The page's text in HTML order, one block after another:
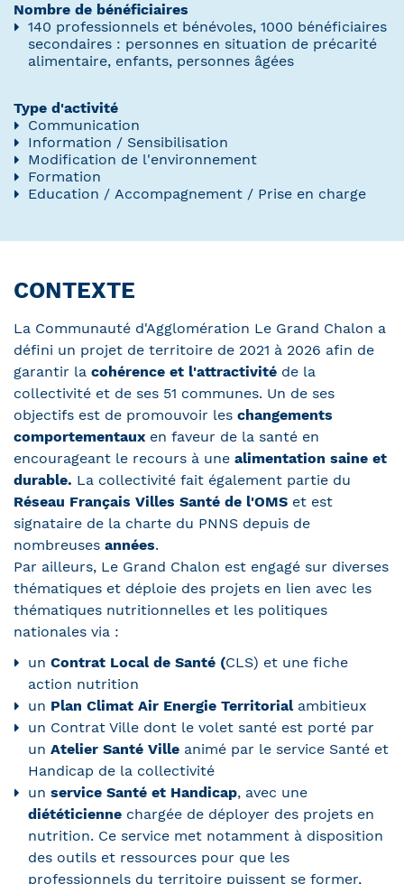
Nombre de bénéficiaires
140 professionnels et bénévoles, 1000 bénéficiaires
secondaires : personnes en situation de précarité
alimentaire, enfants, personnes âgées
Type d'activité
Communication
Information / Sensibilisation
Modification de l'environnement
Formation
Education / Accompagnement / Prise en charge
CONTEXTE
La Communauté d'Agglomération Le Grand Chalon a
défini un projet de territoire de 2021 à 2026 afin de
garantir la cohérence et l'attractivité de la
collectivité et de ses 51 communes. Un de ses
objectifs est de promouvoir les changements
comportementaux en faveur de la santé en
encourageant le recours à une alimentation saine et
durable. La collectivité fait également partie du
Réseau Français Villes Santé de l'OMS et est
signataire de la charte du PNNS depuis de
nombreuses années.
Par ailleurs, Le Grand Chalon est engagé sur diverses
thématiques et déploie des projets en lien avec les
thématiques nutritionnelles et les politiques
nationales via :
un Contrat Local de Santé (CLS) et une fiche
action nutrition
un Plan Climat Air Energie Territorialambitieux
un Contrat Ville dont le volet santé est porté par
un Atelier Santé Ville animé par le service Santé et
Handicap de la collectivité
un service Santé et Handicap, avec une
diététicienne chargée de déployer des projets en
nutrition. Ce service met notamment à disposition
des outils et ressources pour que les
professionnels du territoire puissent se former,